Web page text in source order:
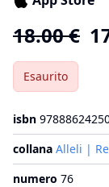
18.00€
Esaurito
isbn
collana Alleli |
numero 76